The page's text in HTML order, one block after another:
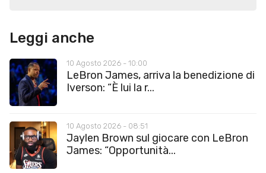
Leggi anche
10 Agosto 2026 - 10:00
LeBron James, arriva la benedizione di
Iverson: “È lui la r...
10 Agosto 2026 - 08:51
Jaylen Brown sul giocare con LeBron
James: “Opportunità...